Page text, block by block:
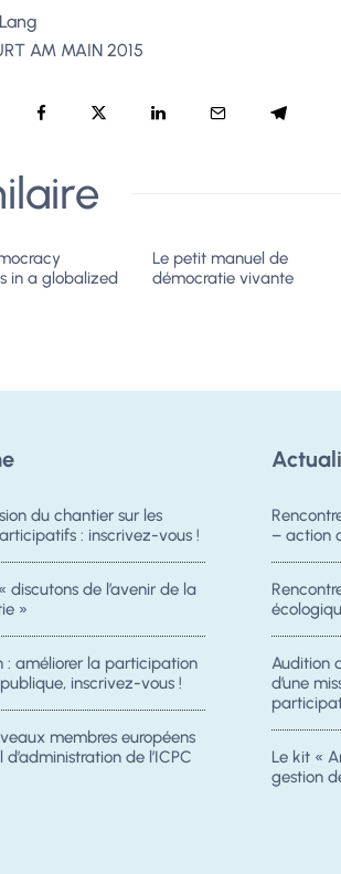
AM MAIN 2015
in a globalized
Le petit manuel de
démocratie vivante
du chantier sur les
: inscrivez-vous !
discutons de l’avenir de la
»
: améliorer la participation
inscrivez-vous !
membres européens
d’administration de l’ICPC
– action
Audition
d’une
Le kit «
gestion